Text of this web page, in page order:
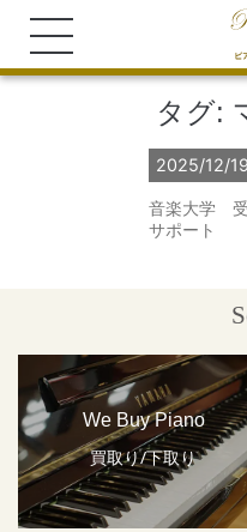
タグ:
2025/12/19
音楽大学 受
サポート
We Buy Piano
買取り/下取り